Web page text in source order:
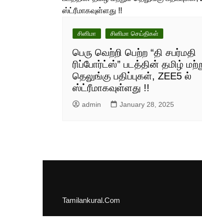
சினிமா சினிமா செய்திகள்
பெரு வெற்றி பெற்ற “தி சபர்மதி
ரிப்போர்ட்ஸ்” படத்தின் தமிழ்
தெலுங்கு பதிப்புகள், ZEE5 ல்
ஸ்ட்ரீமாகவுள்ளது !!
admin January 28, 2025
Tamilankural.Com